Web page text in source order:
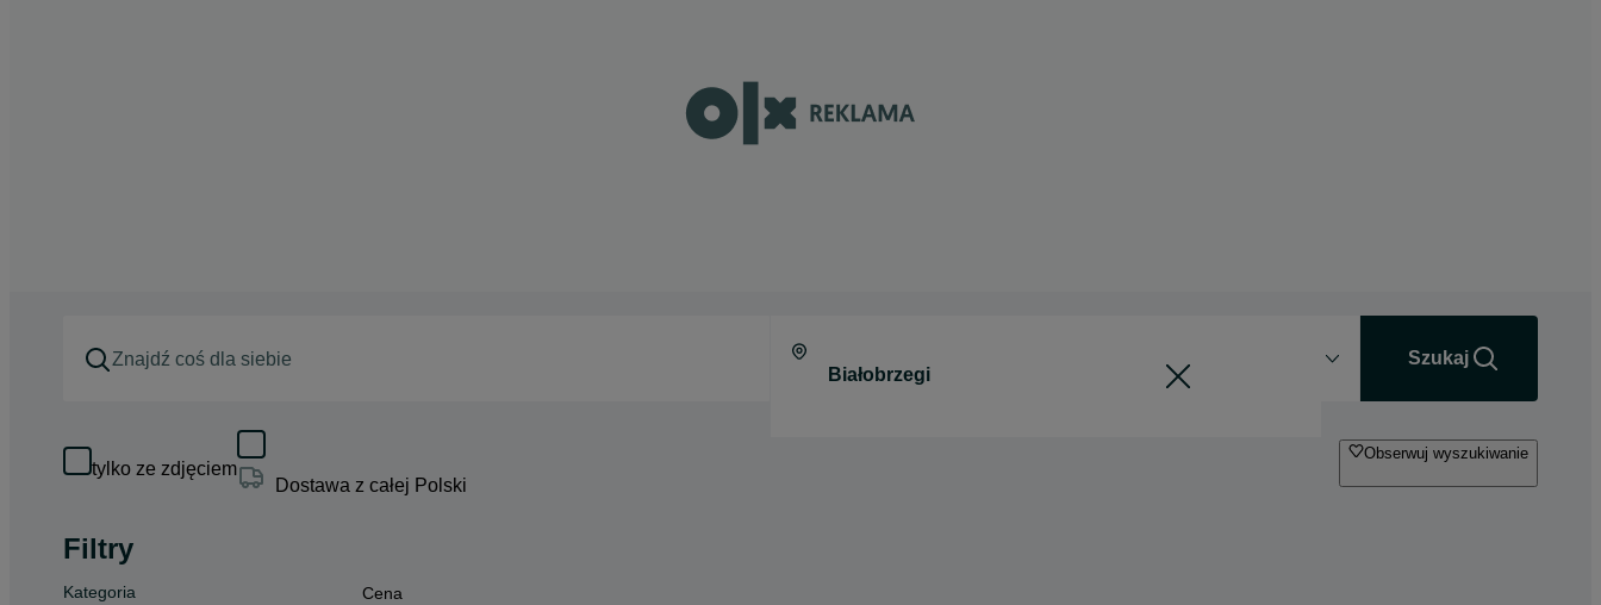
Szukaj
tylko ze zdjęciem
Dostawa z całej Polski
Obserwuj wyszukiwanie
Filtry
Kategoria Cena